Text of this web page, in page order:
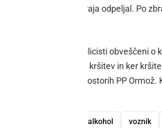
ga poškodoval ter s kraja odpeljal. Po
ob 13.25 so bili policisti obveščeni
so policisti zaznali kršitev in ker
pridržanje v prostorih PP
alkohol voznik